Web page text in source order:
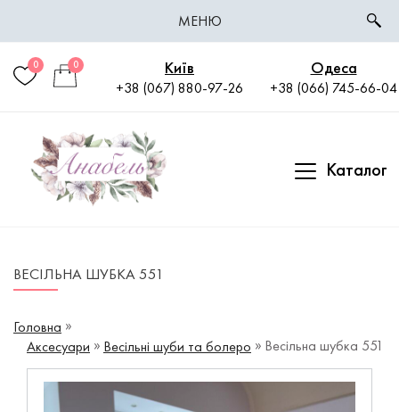
МЕНЮ
Київ
+38 (067) 880-97-26
Одеса
+38 (066) 745-66-04
0 0
Каталог
ВЕСІЛЬНА ШУБКА 551
Головна
Аксесуари
Весільні шуби та болеро Весільна шубка 551